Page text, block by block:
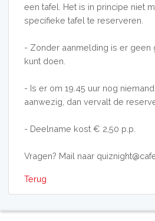
een tafel. Het is in principe niet
specifieke tafel te reserveren.
- Zonder aanmelding is er geen
kunt doen.
- Is er om 19.45 uur nog
aanwezig, dan vervalt de
- Deelname kost € 2,50 p.p.
Vragen? Mail naar
Terug